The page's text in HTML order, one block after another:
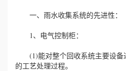
一、雨水收集系统的先进性：
1、电气控制柜：
(1)能对整个回收系统主要设备
的工艺处理过程。